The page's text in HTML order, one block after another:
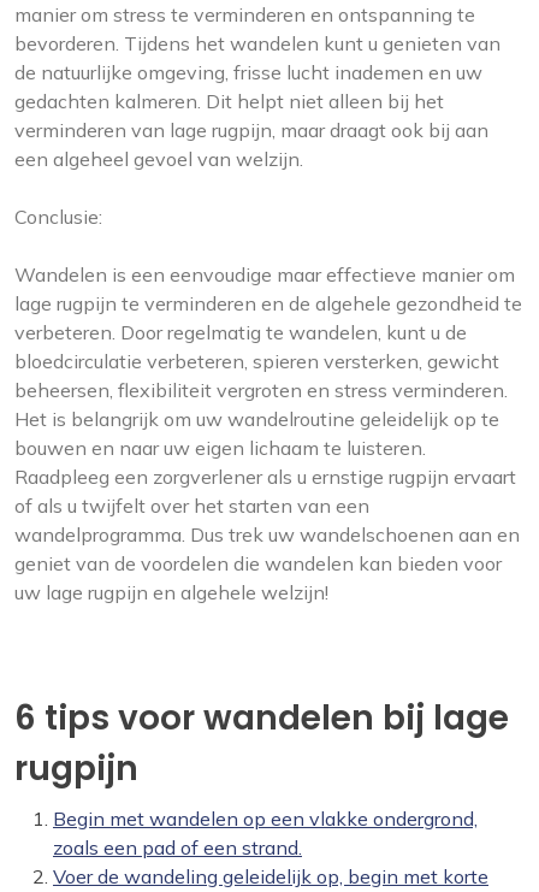
manier om stress te verminderen en ontspanning te
bevorderen. Tijdens het wandelen kunt u genieten van
de natuurlijke omgeving, frisse lucht inademen en uw
gedachten kalmeren. Dit helpt niet alleen bij het
verminderen van lage rugpijn, maar draagt ook bij aan
een algeheel gevoel van welzijn.
Conclusie:
Wandelen is een eenvoudige maar effectieve manier om
lage rugpijn te verminderen en de algehele gezondheid te
verbeteren. Door regelmatig te wandelen, kunt u de
bloedcirculatie verbeteren, spieren versterken, gewicht
beheersen, flexibiliteit vergroten en stress verminderen.
Het is belangrijk om uw wandelroutine geleidelijk op te
bouwen en naar uw eigen lichaam te luisteren.
Raadpleeg een zorgverlener als u ernstige rugpijn ervaart
of als u twijfelt over het starten van een
wandelprogramma. Dus trek uw wandelschoenen aan en
geniet van de voordelen die wandelen kan bieden voor
uw lage rugpijn en algehele welzijn!
6 tips voor wandelen bij lage
rugpijn
Begin met wandelen op een vlakke ondergrond,
zoals een pad of een strand.
Voer de wandeling geleidelijk op, begin met korte